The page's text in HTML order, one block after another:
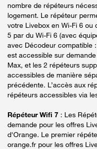
nombre de répéteurs
logement. Le répéteur
votre Livebox en Wi-Fi 6 ou
5 par du Wi-Fi 6 (avec
avec Décodeur compatible
est accessible sur
Max, et les 2 répéteurs
accessibles de manière
précédente. L’accès aux
répéteurs accessibles via
Répéteur Wifi 7 : Les
demande pour les offres
d'Orange. Le premier
orange.fr pour les offres